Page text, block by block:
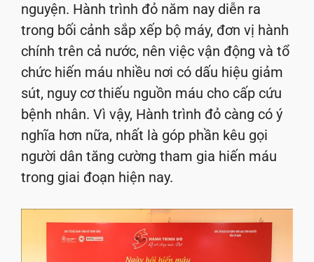
nguyện. Hành trình đỏ năm nay diễn ra
trong bối cảnh sắp xếp bộ máy, đơn vị hành
chính trên cả nước, nên việc vận động và tổ
chức hiến máu nhiều nơi có dấu hiệu giảm
sút, nguy cơ thiếu nguồn máu cho cấp cứu
bệnh nhân. Vì vậy, Hành trình đỏ càng có ý
nghĩa hơn nữa, nhất là góp phần kêu gọi
người dân tăng cường tham gia hiến máu
trong giai đoạn hiện nay.